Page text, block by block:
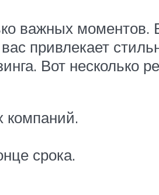
важных моментов.
привлекает
Вот несколько
компаний.
срока.